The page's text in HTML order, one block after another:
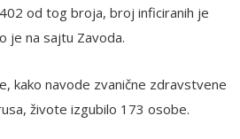
od tog broja, broj inficiranih je
je na sajtu Zavoda.
kako navode zvanične zdravstvene
živote izgubilo 173 osobe.